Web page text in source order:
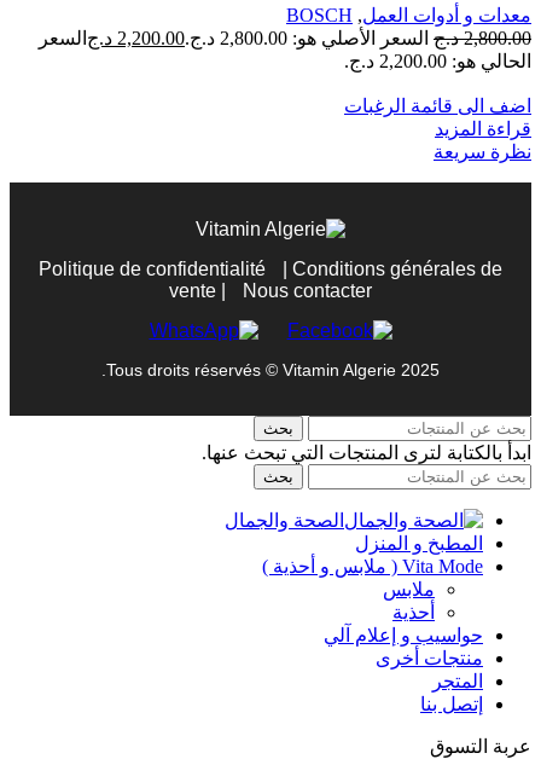
معدات و أدوات العمل,
BOSCH
2,800.00 د.ج السعر الأصلي هو: 2,800.00 د.ج. 2,200.00 د.ج السعر
الحالي هو: 2,200.00 د.ج.
اضف الى قائمة الرغبات
قراءة المزيد
نظرة سريعة
Politique de confidentialité
Conditions générales de
vente
Nous contacter
Tous droits réservés © Vitamin Algerie 2025.
بحث
ابدأ بالكتابة لترى المنتجات التي تبحث عنها.
بحث
الصحة والجمال
المطبخ و المنزل
Vita Mode ( ملابس و أحذية )
ملابس
أحذية
حواسيب و إعلام آلي
منتجات أخرى
المتجر
إتصل بنا
عربة التسوق